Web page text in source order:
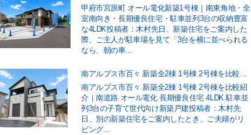
甲府市宮原町 オール電化新築1号棟｜南東角地・全
室南向き・長期優良住宅・駐車並列3台の収納豊富
な4LDK投稿者：木村先日、新築住宅をご案内した
際、ご主人が駐車場を見て「3台を横に並べられる
なら、朝の車...
南アルプス市百々 新築全2棟 1号棟 2号棟を比較紹介｜南道路 オール電化 長期優良住宅 4LDK 駐車並列3台の子育て世代向け新築戸建
南アルプス市百々 新築全2棟 1号棟 2号棟を比較紹
介｜南道路 オール電化 長期優良住宅 4LDK 駐車並
列3台の子育て世代向け新築戸建投稿者：木村先
日、別の新築住宅をご案内したとき、ご夫婦がリ
ビング...